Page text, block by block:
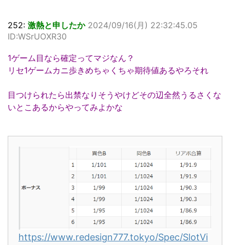
252: 激熱と申したか 2024/09/16(月) 22:32:45.05
ID:WSrUOXR30
1ゲーム目なら確定ってマジなん？
リセ1ゲームカニ歩きめちゃくちゃ期待値あるやろそれ
目つけられたら出禁なりそうやけどその辺全然うるさくな
いとこあるからやってみよかな
https://www.redesign777.tokyo/Spec/SlotVi